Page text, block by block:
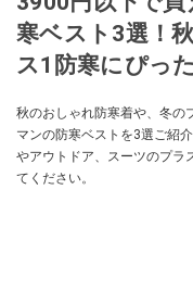
寒ベスト3選！
ス1防寒にぴっ
秋のおしゃれ防寒着や、冬の
マンの防寒ベストを3選ご紹
やアウトドア、スーツのプラ
てください。